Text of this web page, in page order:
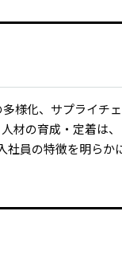
様化、サプライチ
材の育成・定着は
員の特徴を明らか